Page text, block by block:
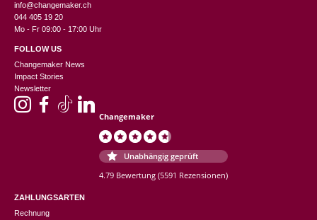
info@changemaker.ch
044 405 19 20
Mo - Fr 09:00 - 17:00 Uhr
FOLLOW US
Changemaker News
Impact Stories
Newsletter
Changemaker
Unabhängig geprüft
4.79 Bewertung (5591 Rezensionen)
ZAHLUNGSARTEN
Rechnung